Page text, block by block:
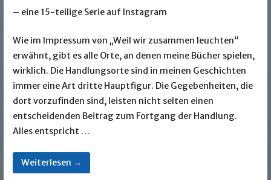
– eine 15-teilige Serie auf Instagram
Wie im Impressum von „Weil wir zusammen leuchten“
erwähnt, gibt es alle Orte, an denen meine Bücher spielen,
wirklich. Die Handlungsorte sind in meinen Geschichten
immer eine Art dritte Hauptfigur. Die Gegebenheiten, die
dort vorzufinden sind, leisten nicht selten einen
entscheidenden Beitrag zum Fortgang der Handlung.
Alles entspricht …
Weiterlesen →